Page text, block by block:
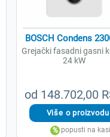
od 148.702,00
BOSCH Condens
Grejački fasadni gasni
24 kW